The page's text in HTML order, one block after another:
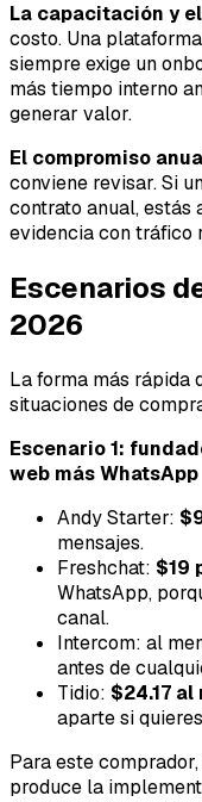
La capacitación y
costo. Una
siempre exige un
más tiempo interno
generar valor.
El compromiso
conviene revisar. Si
contrato anual, estás
evidencia con tráfico
Escenarios
2026
La forma más rápida
situaciones de
Escenario 1:
web más WhatsApp
Andy Starter:
mensajes.
Freshchat: $19
WhatsApp,
canal.
Intercom: al
antes de
Tidio: $24.17 al
aparte si
Para este
produce la